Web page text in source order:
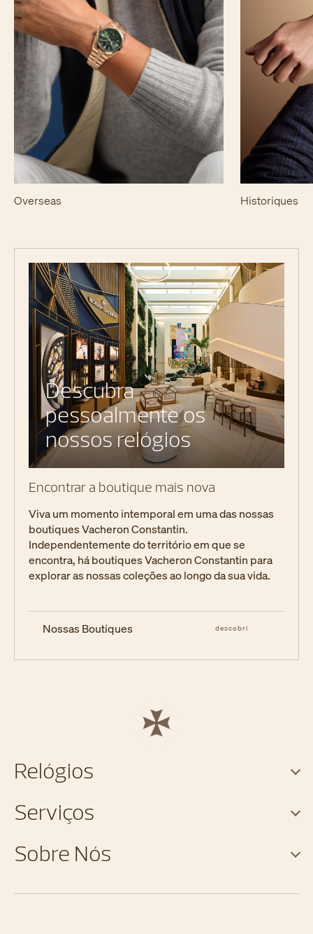
Overseas Historiques
Descubra
pessoalmente os
nossos relógios
Encontrar a boutique mais nova
Viva um momento intemporal em uma das nossas
boutiques Vacheron Constantin.
Independentemente do território em que se
encontra, há boutiques Vacheron Constantin para
explorar as nossas coleções ao longo da sua vida.
Nossas Boutiques descobri
Relógios
Serviços
Sobre Nós